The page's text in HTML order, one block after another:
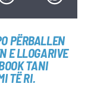
PËRBALLEN
E LLOGARIVE
TANI
TË RI.